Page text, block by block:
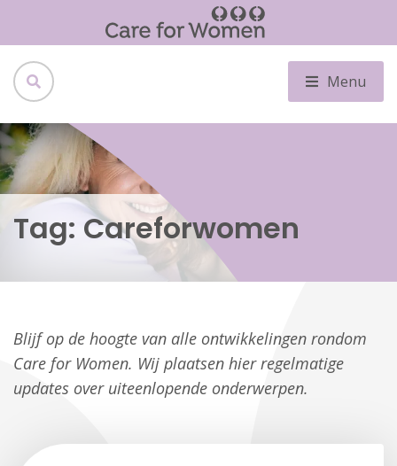
Menu
Tag: Careforwomen
Blijf op de hoogte van alle ontwikkelingen rondom
Care for Women. Wij plaatsen hier regelmatige
updates over uiteenlopende onderwerpen.